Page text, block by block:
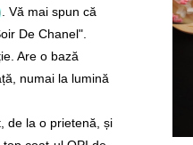
. Vă mai spun că
De Chanel".
Are o bază
numai la lumină
de la o prietenă, și